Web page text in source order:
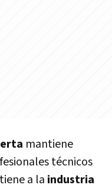
mantiene
técnicos
a la industria